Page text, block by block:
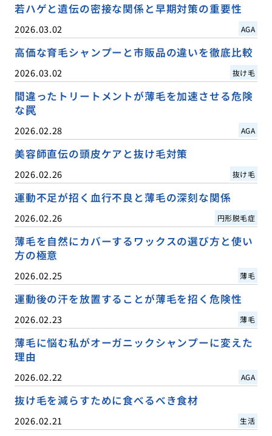
若ハゲと遺伝の密接な関係と早期対策の重要性
2026.03.02 AGA
高価な育毛シャンプーと市販品の違いを徹底比較
2026.03.02 抜け毛
間違ったトリートメントが薄毛を加速させる危険
な罠
2026.02.28 AGA
美容師直伝の頭皮ケアと抜け毛対策
2026.02.26 抜け毛
運動不足が招く血行不良と薄毛の深刻な関係
2026.02.26 円形脱毛症
薄毛を自然にカバーするワックスの選び方と使い
方の極意
2026.02.25 薄毛
運動後の汗を放置することが薄毛を招く危険性
2026.02.23 薄毛
薄毛に悩む私がオーガニックシャンプーに変えた
理由
2026.02.22 AGA
抜け毛を減らすために食べるべき食材
2026.02.21 生活